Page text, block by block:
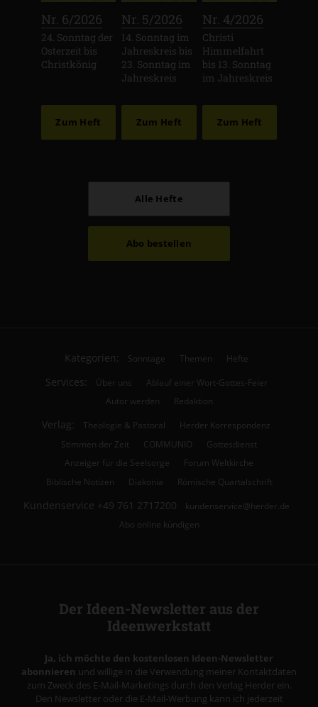
Nr. 6/2026
24. Sonntag der
Osterzeit bis
Christkönig
Zum Heft
Nr. 5/2026
14. Sonntag im
Jahreskreis bis
23. Sonntag im
Jahreskreis
Zum Heft
Nr. 4/2026
Christi
Himmelfahrt
bis 13. Sonntag
im Jahreskreis
Zum Heft
Alle Hefte
Abo bestellen
Kategorien: Sonntage Themen Hefte
Services: Über uns
Ablauf einer Wort-Gottes-Feier
Autor werden
Redaktion
Verlag: Theologie & Pastoral
Herder Korrespondenz
Stimmen der Zeit
COMMUNIO
Gottesdienst
Anzeiger für die Seelsorge
Forum Weltkirche
Biblische Notizen
Diakonia Römische Quartalschrift
Kundenservice +49 761 2717200
kundenservice@herder.de
Abo online kündigen
Der Ideen-Newsletter aus der
Ideenwerkstatt
Ja, ich möchte den kostenlosen Ideen-Newsletter
abonnieren und willige in die Verwendung meiner Kontaktdaten
zum Zweck des E-Mail-Marketings durch den Verlag Herder ein.
Den Newsletter oder die E-Mail-Werbung kann ich jederzeit